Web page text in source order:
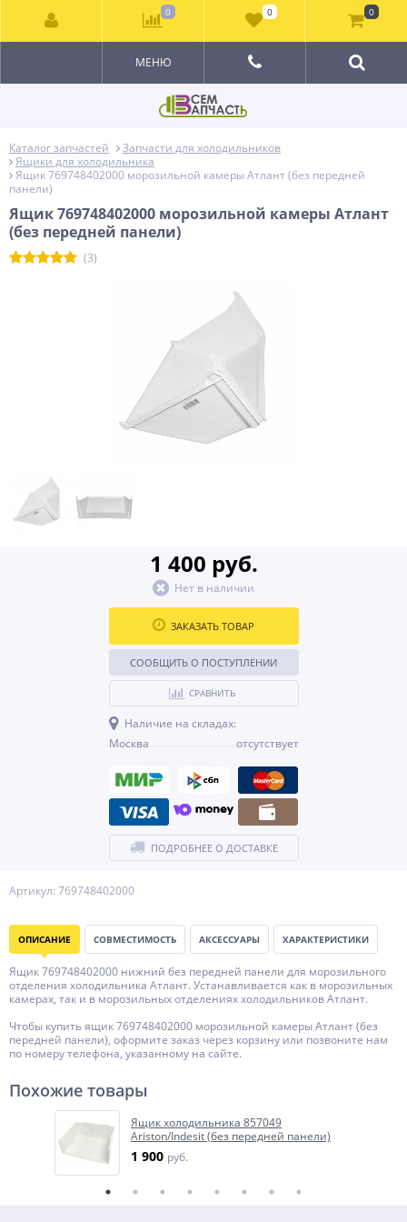
МЕНЮ
Каталог запчастей
Запчасти для холодильников
Ящики для холодильника
Ящик 769748402000 морозильной камеры Атлант (без передней
панели)
Ящик 769748402000 морозильной камеры Атлант
(без передней панели)
(3)
Артикул: 769748402000
1 400 руб.
Нет в наличии
ЗАКАЗАТЬ ТОВАР
СООБЩИТЬ О ПОСТУПЛЕНИИ
СРАВНИТЬ
Наличие на складах:
Москва
отсутствует
ПОДРОБНЕЕ О ДОСТАВКЕ
ОПИСАНИЕ СОВМЕСТИМОСТЬ АКСЕССУАРЫ ХАРАКТЕРИСТИКИ
Ящик 769748402000 нижний без передней панели для морозильного
отделения холодильника Атлант. Устанавливается как в морозильных
камерах, так и в морозильных отделениях холодильников Атлант.
Чтобы купить ящик 769748402000 морозильной камеры Атлант (без
передней панели), оформите заказ через корзину или позвоните нам
по номеру телефона, указанному на сайте.
Похожие товары
Ящик холодильника 857049
Ariston/Indesit (без передней панели)
1 900 руб.
0 0 0